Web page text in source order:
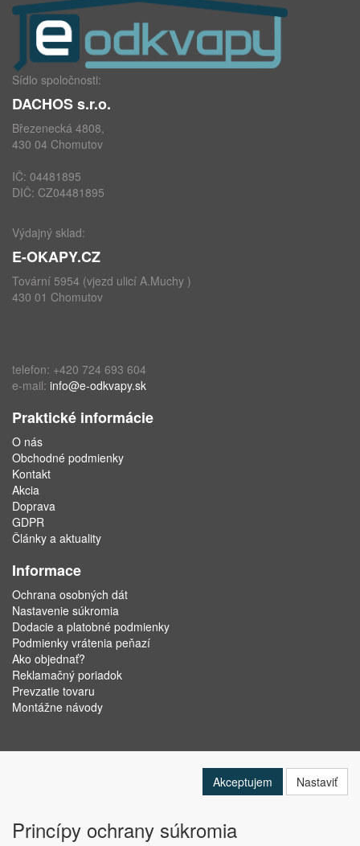
Sídlo spoločnosti:
DACHOS s.r.o.
Březenecká 4808,
430 04 Chomutov
IČ: 04481895
DIČ: CZ04481895
Výdajný sklad:
E-OKAPY.CZ
Tovární 5954 (vjezd ulicí A.Muchy )
430 01 Chomutov
telefon: +420 724 693 604
e-mail: info@e-odkvapy.sk
Praktické informácie
O nás
Obchodné podmienky
Kontakt
Akcia
Doprava
GDPR
Články a aktuality
Informace
Ochrana osobných dát
Nastavenie súkromia
Dodacie a platobné podmienky
Podmienky vrátenia peňazí
Ako objednať?
Reklamačný poriadok
Prevzatie tovaru
Montážne návody
Akceptujem Nastaviť
Princípy ochrany súkromia